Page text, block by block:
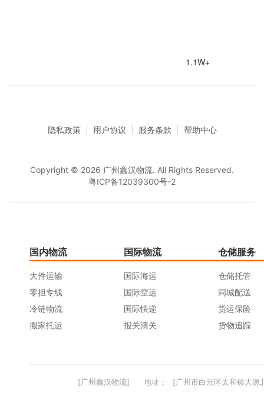
1.1W+
隐私政策 用户协议 服务条款 帮助中心
Copyright © 2026 广州鑫汉物流. All Rights Reserved.
粤ICP备12039300号-2
国内物流
大件运输
零担专线
冷链物流
搬家托运
国际物流
国际海运
国际空运
国际快递
报关清关
仓储服务
仓储托管
同城配送
货运保险
货物追踪
[广州鑫汉物流] 地址： [广州市白云区太和镇大源